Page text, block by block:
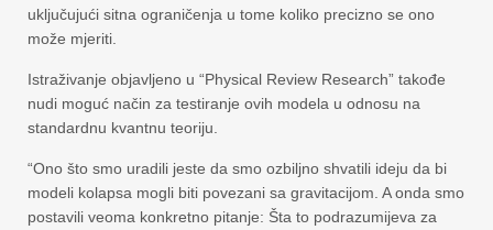
uključujući sitna ograničenja u tome koliko precizno se ono
može mjeriti.
Istraživanje objavljeno u “Physical Review Research” takođe
nudi moguć način za testiranje ovih modela u odnosu na
standardnu kvantnu teoriju.
“Ono što smo uradili jeste da smo ozbiljno shvatili ideju da bi
modeli kolapsa mogli biti povezani sa gravitacijom. A onda smo
postavili veoma konkretno pitanje: Šta to podrazumijeva za